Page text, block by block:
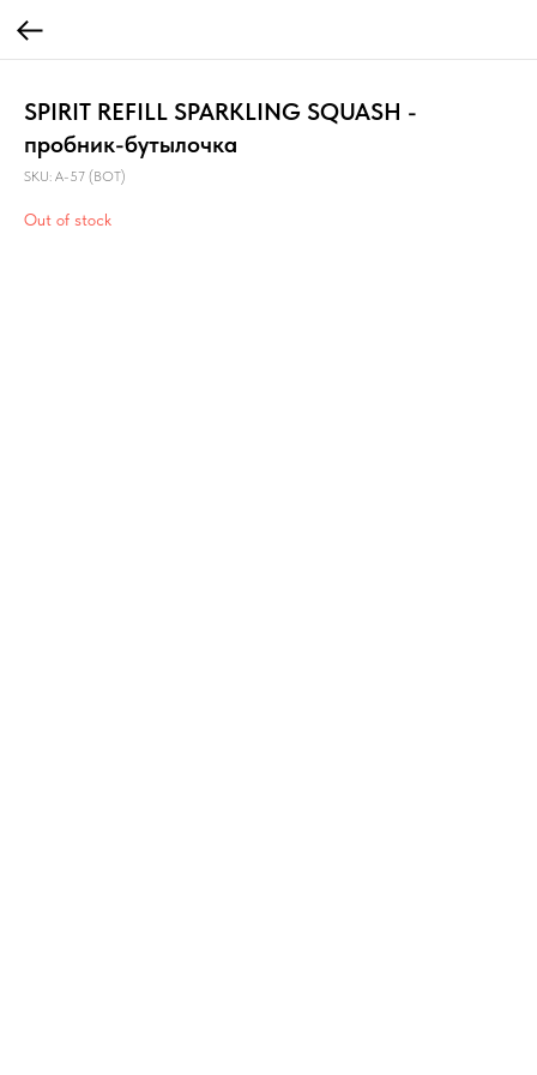
SPIRIT REFILL SPARKLING SQUASH -
пробник-бутылочка
SKU: A-57 (BOT)
Out of stock